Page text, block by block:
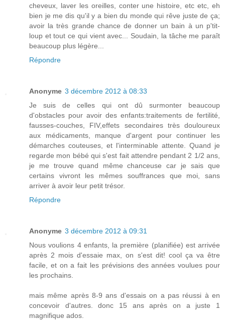
cheveux, laver les oreilles, conter une histoire, etc etc, eh
bien je me dis qu'il y a bien du monde qui rêve juste de ça;
avoir la très grande chance de donner un bain à un p'tit-
loup et tout ce qui vient avec... Soudain, la tâche me paraît
beaucoup plus légère...
Répondre
Anonyme 3 décembre 2012 à 08:33
Je suis de celles qui ont dû surmonter beaucoup
d'obstacles pour avoir des enfants:traitements de fertilité,
fausses-couches, FIV,effets secondaires très douloureux
aux médicaments, manque d'argent pour continuer les
démarches couteuses, et l'interminable attente. Quand je
regarde mon bébé qui s'est fait attendre pendant 2 1/2 ans,
je me trouve quand même chanceuse car je sais que
certains vivront les mêmes souffrances que moi, sans
arriver à avoir leur petit trésor.
Répondre
Anonyme 3 décembre 2012 à 09:31
Nous voulions 4 enfants, la première (planifiée) est arrivée
après 2 mois d'essaie max, on s'est dit! cool ça va être
facile, et on a fait les prévisions des années voulues pour
les prochains.
mais même après 8-9 ans d'essais on a pas réussi à en
concevoir d'autres. donc 15 ans après on a juste 1
magnifique ados.